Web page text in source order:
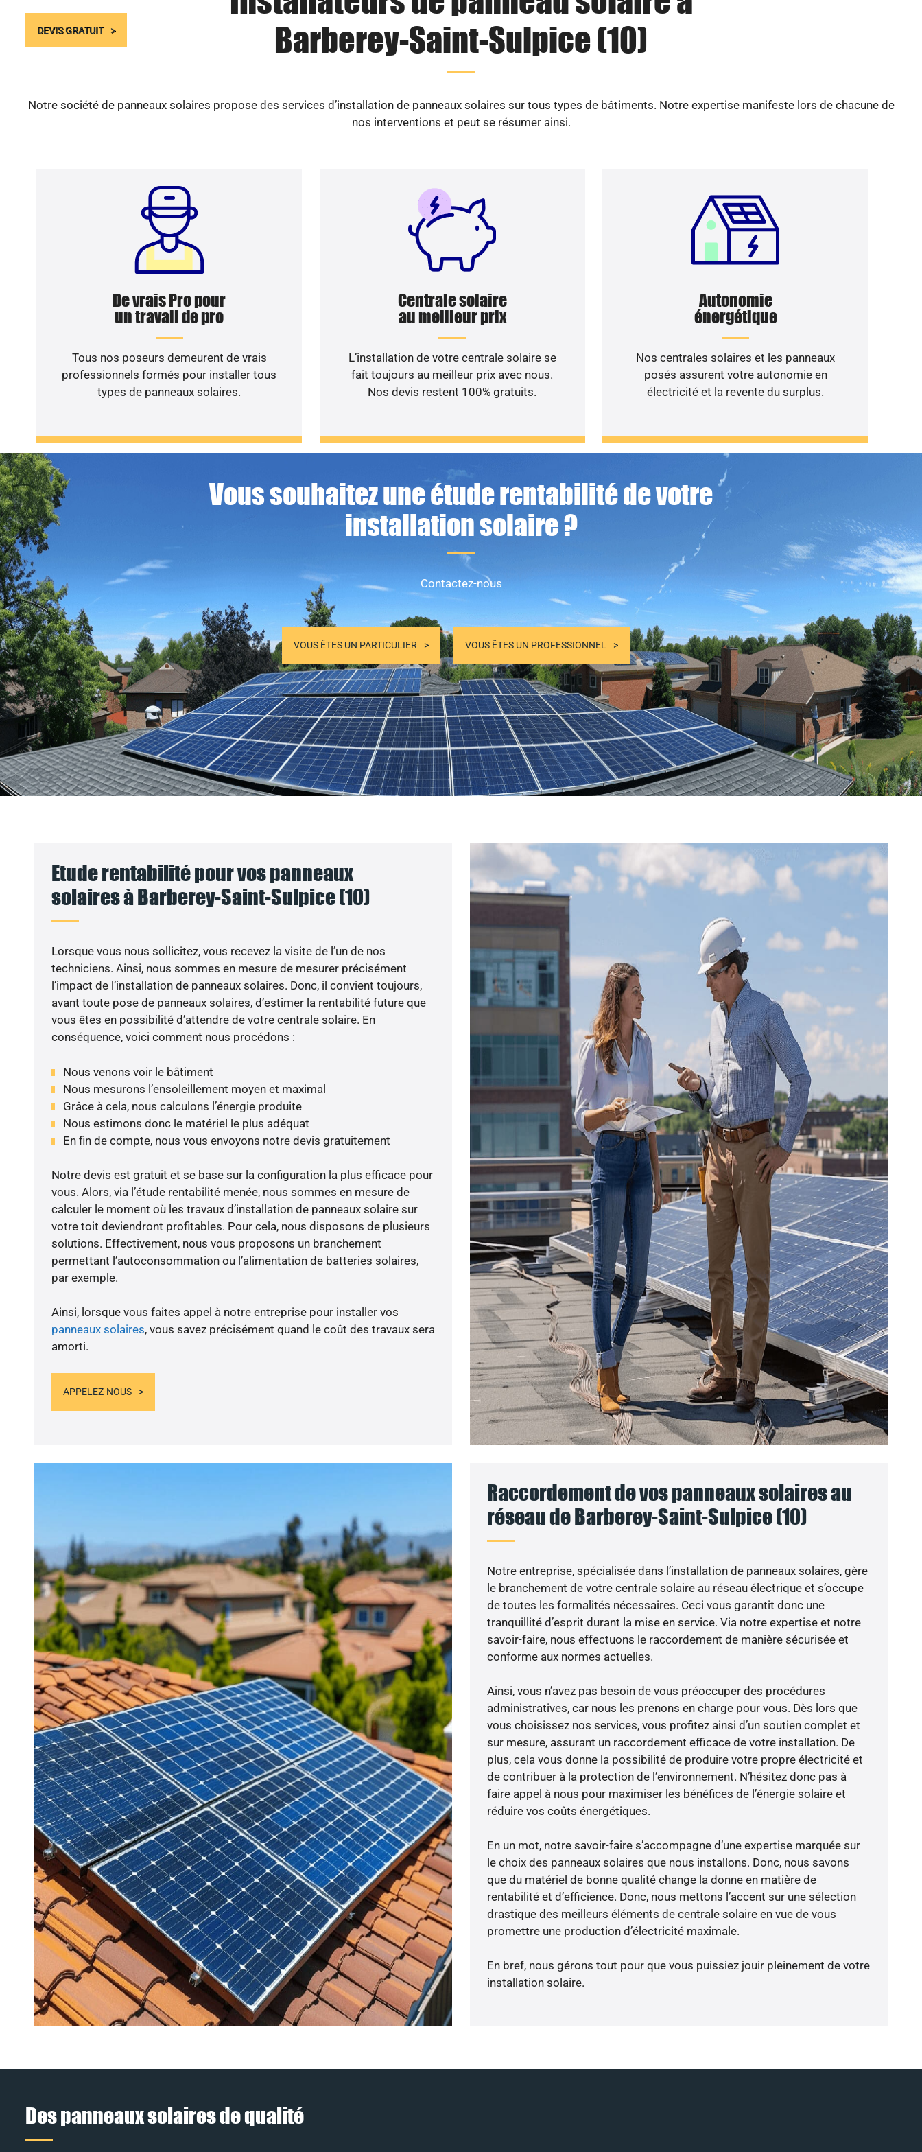
DEVIS GRATUIT
Barberey-Saint-Sulpice (10)
Notre société de panneaux solaires propose des services d’installation de panneaux solaires sur tous types de bâtiments. Notre expertise manifeste lors de chacune de
nos interventions et peut se résumer ainsi.
De vrais Pro pour
un travail de pro
Tous nos poseurs demeurent de vrais
professionnels formés pour installer tous
types de panneaux solaires.
Centrale solaire
au meilleur prix
L’installation de votre centrale solaire se
fait toujours au meilleur prix avec nous.
Nos devis restent 100% gratuits.
Autonomie
énergétique
Nos centrales solaires et les panneaux
posés assurent votre autonomie en
électricité et la revente du surplus.
Vous souhaitez une étude rentabilité de votre
installation solaire ?
Contactez-nous
VOUS ÊTES UN PARTICULIER VOUS ÊTES UN PROFESSIONNEL
Etude rentabilité pour vos panneaux
solaires à Barberey-Saint-Sulpice (10)
Lorsque vous nous sollicitez, vous recevez la visite de l’un de nos
techniciens. Ainsi, nous sommes en mesure de mesurer précisément
l’impact de l’installation de panneaux solaires. Donc, il convient toujours,
avant toute pose de panneaux solaires, d’estimer la rentabilité future que
vous êtes en possibilité d’attendre de votre centrale solaire. En
conséquence, voici comment nous procédons :
Nous venons voir le bâtiment
Nous mesurons l’ensoleillement moyen et maximal
Grâce à cela, nous calculons l’énergie produite
Nous estimons donc le matériel le plus adéquat
En fin de compte, nous vous envoyons notre devis gratuitement
Notre devis est gratuit et se base sur la configuration la plus efficace pour
vous. Alors, via l’étude rentabilité menée, nous sommes en mesure de
calculer le moment où les travaux d’installation de panneaux solaire sur
votre toit deviendront profitables. Pour cela, nous disposons de plusieurs
solutions. Effectivement, nous vous proposons un branchement
permettant l’autoconsommation ou l’alimentation de batteries solaires,
par exemple.
Ainsi, lorsque vous faites appel à notre entreprise pour installer vos
panneaux solaires, vous savez précisément quand le coût des travaux sera
amorti.
APPELEZ-NOUS
Raccordement de vos panneaux solaires au
réseau de Barberey-Saint-Sulpice (10)
Notre entreprise, spécialisée dans l’installation de panneaux solaires, gère
le branchement de votre centrale solaire au réseau électrique et s’occupe
de toutes les formalités nécessaires. Ceci vous garantit donc une
tranquillité d’esprit durant la mise en service. Via notre expertise et notre
savoir-faire, nous effectuons le raccordement de manière sécurisée et
conforme aux normes actuelles.
Ainsi, vous n’avez pas besoin de vous préoccuper des procédures
administratives, car nous les prenons en charge pour vous. Dès lors que
vous choisissez nos services, vous profitez ainsi d’un soutien complet et
sur mesure, assurant un raccordement efficace de votre installation. De
plus, cela vous donne la possibilité de produire votre propre électricité et
de contribuer à la protection de l’environnement. N’hésitez donc pas à
faire appel à nous pour maximiser les bénéfices de l’énergie solaire et
réduire vos coûts énergétiques.
En un mot, notre savoir-faire s’accompagne d’une expertise marquée sur
le choix des panneaux solaires que nous installons. Donc, nous savons
que du matériel de bonne qualité change la donne en matière de
rentabilité et d’efficience. Donc, nous mettons l’accent sur une sélection
drastique des meilleurs éléments de centrale solaire en vue de vous
promettre une production d’électricité maximale.
En bref, nous gérons tout pour que vous puissiez jouir pleinement de votre
installation solaire.
Des panneaux solaires de qualité